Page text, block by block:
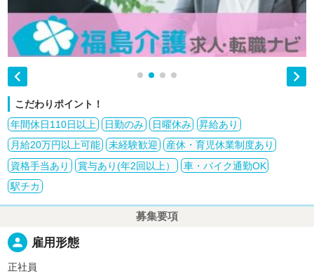
 
こだわりポイント！
年間休日110日以上
日勤のみ 日曜休み
昇給あり
月給20万円以上可能
未経験歓迎
産休・育児休業制度あり
資格手当あり
賞与あり(年2回以上）
車・バイク通勤OK
駅チカ
募集要項
person 雇用形態
正社員